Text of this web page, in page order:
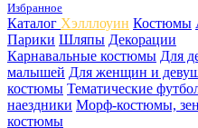
Избранное
Каталог Хэлллоуин Костюмы
Парики Шляпы Декорации
Карнавальные костюмы Для
малышей Для женщин и
костюмы Тематические
наездники Морф-костюмы,
костюмы